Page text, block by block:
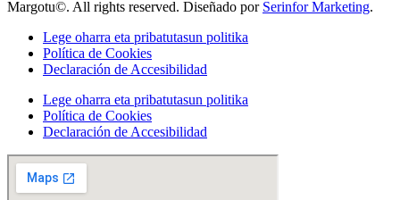
Margotu©. All rights reserved. Diseñado por Serinfor Marketing.
Lege oharra eta pribatutasun politika
Política de Cookies
Declaración de Accesibilidad
Lege oharra eta pribatutasun politika
Política de Cookies
Declaración de Accesibilidad